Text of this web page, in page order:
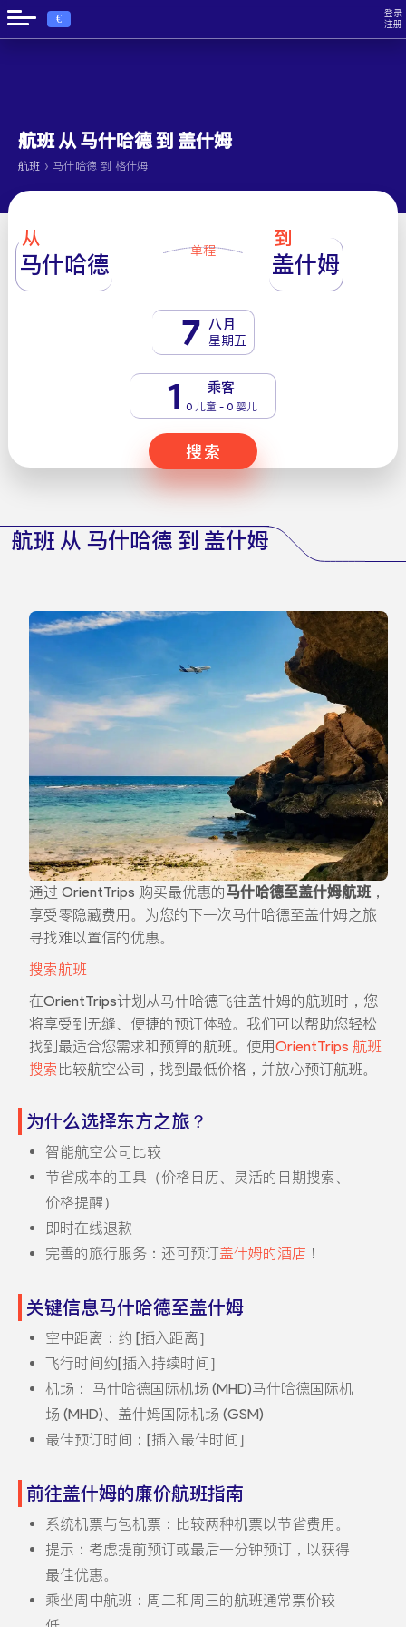
€
登录
注册
航班 从 马什哈德 到 盖什姆
航班 › 马什哈德 到 格什姆
从
马什哈德 单程
到
盖什姆
7 八月
星期五
1 乘客
0 儿童 - 0 婴儿
搜索
航班 从 马什哈德 到 盖什姆
通过 OrientTrips 购买最优惠的马什哈德至盖什姆航班，
享受零隐藏费用。为您的下一次马什哈德至盖什姆之旅
寻找难以置信的优惠。
搜索航班
在OrientTrips计划从马什哈德飞往盖什姆的航班时，您
将享受到无缝、便捷的预订体验。我们可以帮助您轻松
找到最适合您需求和预算的航班。使用OrientTrips 航班
搜索 比较航空公司，找到最低价格，并放心预订航班。
为什么选择东方之旅？
智能航空公司比较
节省成本的工具（价格日历、灵活的日期搜索、
价格提醒）
即时在线退款
完善的旅行服务：还可预订盖什姆的酒店 ！
关键信息马什哈德至盖什姆
空中距离：约 [插入距离］
飞行时间约[插入持续时间］
机场： 马什哈德国际机场 (MHD)马什哈德国际机
场 (MHD)、盖什姆国际机场 (GSM)
最佳预订时间：[插入最佳时间］
前往盖什姆的廉价航班指南
系统机票与包机票：比较两种机票以节省费用。
提示：考虑提前预订或最后一分钟预订，以获得
最佳优惠。
乘坐周中航班：周二和周三的航班通常票价较